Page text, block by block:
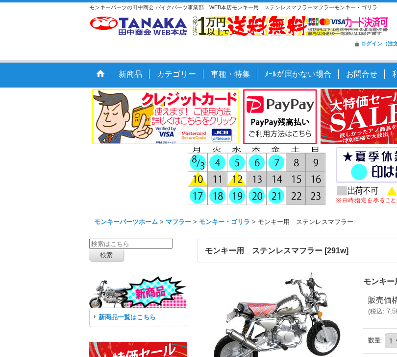
モンキーパーツの田中商会 バイクパーツ事業部 WEB本店モンキー用 ステンレスマフラーマフラーモンキー・ゴリラ
ログイン（注
新商品 カテゴリー 車種・特集 ﾒｰﾙが届かない場合 お問合せ
モンキーパーツホーム > マフラー > モンキー・ゴリラ > モンキー用 ステンレスマフラー
新商品一覧はこちら
モンキー用 ステンレスマフラー [291w]
モンキ
販売価
(税込:
数量: